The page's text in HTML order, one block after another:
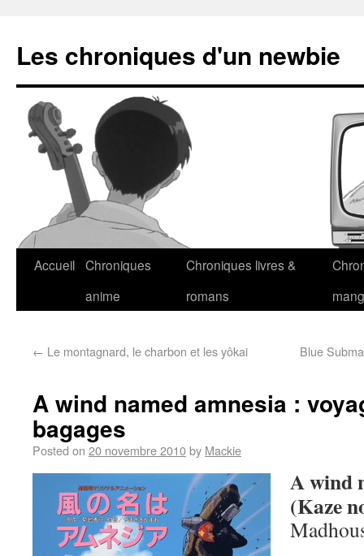
Les chroniques d'un newbie
Accueil Chroniques
anime
Chroniques livres &
romans
← Le montagnard, le charbon et les yôkai Blue
A wind named amnesia :
bagages
Posted on 20 novembre 2010by Mackie
A wind
(Kaze